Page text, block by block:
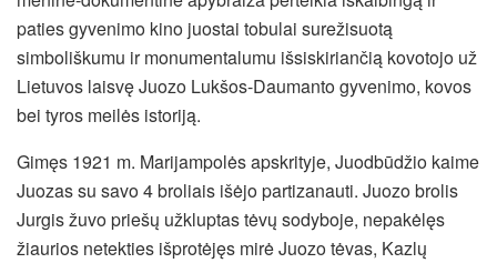
paties gyvenimo kino juostai tobulai surežisuotą
simboliškumu ir monumentalumu išsiskiriančią kovotojo už
Lietuvos laisvę Juozo Lukšos-Daumanto gyvenimo, kovos
bei tyros meilės istoriją.
Gimęs 1921 m. Marijampolės apskrityje, Juodbūdžio kaime
Juozas su savo 4 broliais išėjo partizanauti. Juozo brolis
Jurgis žuvo priešų užkluptas tėvų sodyboje, nepakėlęs
žiaurios netekties išprotėjęs mirė Juozo tėvas, Kazlų